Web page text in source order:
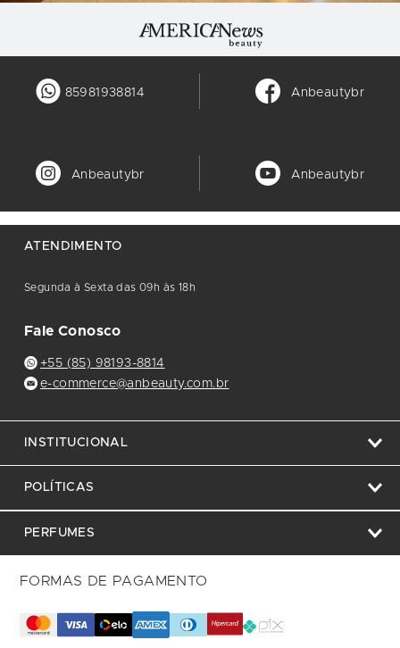
85981938814 Anbeautybr
Anbeautybr Anbeautybr
ATENDIMENTO
Segunda à Sexta das 09h às 18h
Fale Conosco
+55 (85) 98193-8814
e-commerce@anbeauty.com.br
INSTITUCIONAL
POLÍTICAS
PERFUMES
FORMAS DE PAGAMENTO